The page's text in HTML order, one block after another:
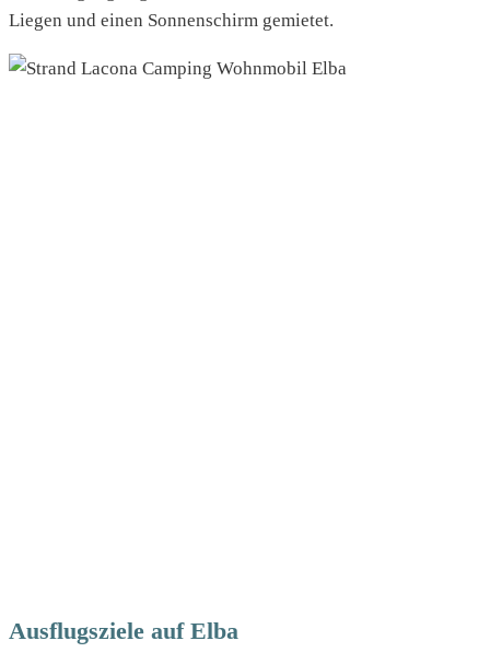
Liegen und einen Sonnenschirm gemietet.
Ausflugsziele auf Elba